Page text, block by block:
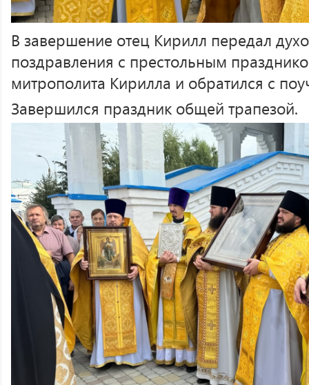
В завершение отец Кирилл передал
поздравления с престольным
митрополита Кирилла и обратился с
Завершился праздник общей трапезой.